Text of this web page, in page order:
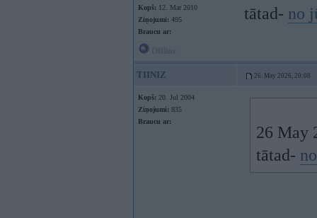
Kopš: 12. Mar 2010
Ziņojumi: 495
Braucu ar:
tātad- no
TIINIZ 26. May 2026, 20:08
Kopš: 20. Jul 2004
Ziņojumi: 835
Braucu ar:
26 May
tātad-